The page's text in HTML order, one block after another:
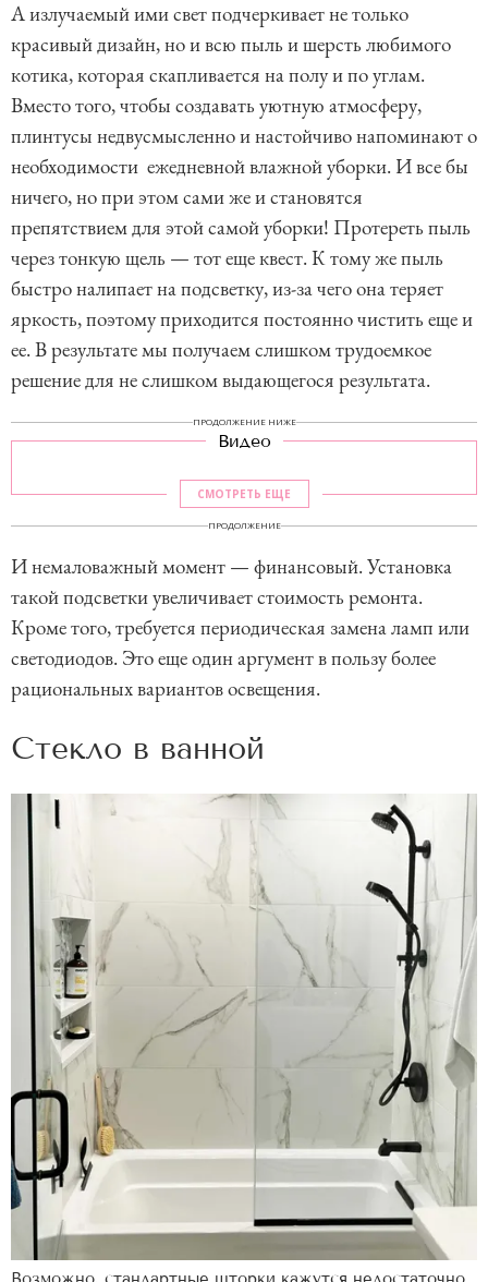
А излучаемый ими свет подчеркивает не только
красивый дизайн, но и всю пыль и шерсть любимого
котика, которая скапливается на полу и по углам.
Вместо того, чтобы создавать уютную атмосферу,
плинтусы недвусмысленно и настойчиво напоминают о
необходимости ежедневной влажной уборки. И все бы
ничего, но при этом сами же и становятся
препятствием для этой самой уборки! Протереть пыль
через тонкую щель — тот еще квест. К тому же пыль
быстро налипает на подсветку, из-за чего она теряет
яркость, поэтому приходится постоянно чистить еще и
ее. В результате мы получаем слишком трудоемкое
решение для не слишком выдающегося результата.
ПРОДОЛЖЕНИЕ НИЖЕ
Видео
СМОТРЕТЬ ЕЩЕ
ПРОДОЛЖЕНИЕ
И немаловажный момент — финансовый. Установка
такой подсветки увеличивает стоимость ремонта.
Кроме того, требуется периодическая замена ламп или
светодиодов. Это еще один аргумент в пользу более
рациональных вариантов освещения.
Стекло в ванной